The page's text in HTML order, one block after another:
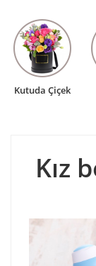
Kutuda Çiçek
Kız